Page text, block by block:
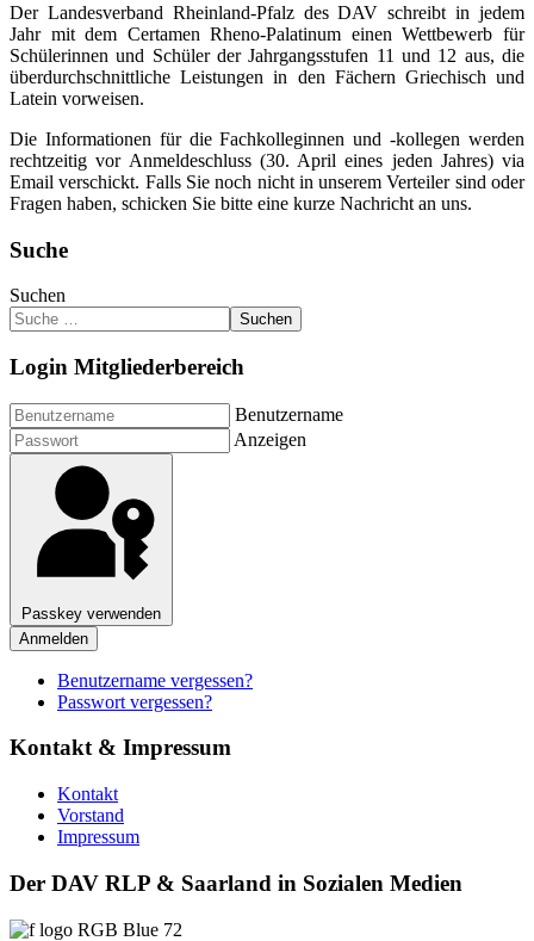
Der Landesverband Rheinland-Pfalz des DAV schreibt in jedem
Jahr mit dem Certamen Rheno-Palatinum einen Wettbewerb für
Schülerinnen und Schüler der Jahrgangsstufen 11 und 12 aus, die
überdurchschnittliche Leistungen in den Fächern Griechisch und
Latein vorweisen.
Die Informationen für die Fachkolleginnen und -kollegen werden
rechtzeitig vor Anmeldeschluss (30. April eines jeden Jahres) via
Email verschickt. Falls Sie noch nicht in unserem Verteiler sind oder
Fragen haben, schicken Sie bitte eine kurze Nachricht an uns.
Suche
Suchen
Suchen
Login Mitgliederbereich
Benutzername
Anzeigen
Passkey verwenden
Anmelden
Benutzername vergessen?
Passwort vergessen?
Kontakt & Impressum
Kontakt
Vorstand
Impressum
Der DAV RLP & Saarland in Sozialen Medien